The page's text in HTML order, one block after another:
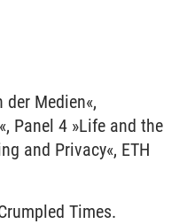
der Medien«,
Panel 4 »Life and the
and Privacy«, ETH
Times.